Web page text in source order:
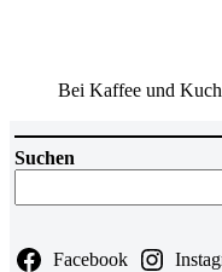
Bei Kaffee und
Suchen
Facebook